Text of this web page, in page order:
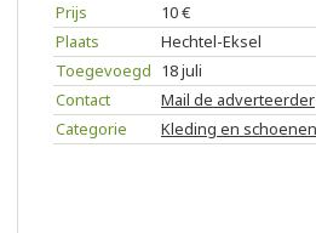
Prijs
10 €
Plaats
Hechtel-Eksel
Toegevoegd 18 juli
Contact
Mail de adverteerder
Categorie
Kleding en schoenen